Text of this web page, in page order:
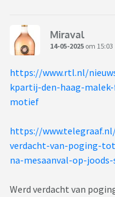
Miraval
14-05-2025 om 15:03
https://www.rtl.nl/
kpartij-den-haag-
motief
https://
verdacht-van-poging-
na-mesaanval-op-
Werd verdacht van